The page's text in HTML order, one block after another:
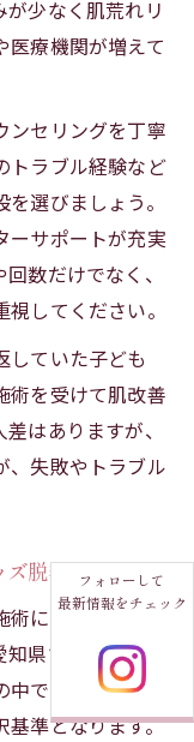
少なく肌荒れリ
医療機関が増えて
ンセリングを丁寧
トラブル経験など
選びましょう。
ーサポートが充実
数だけでなく、
してください。
していた子ども
術を受けて肌改善
はありますが、
、失敗やトラブル
ズ脱毛
術による肌トラブ
県でキッズ脱毛
でも、肌状態に
基準となります。
フォローして
最新情報をチェック